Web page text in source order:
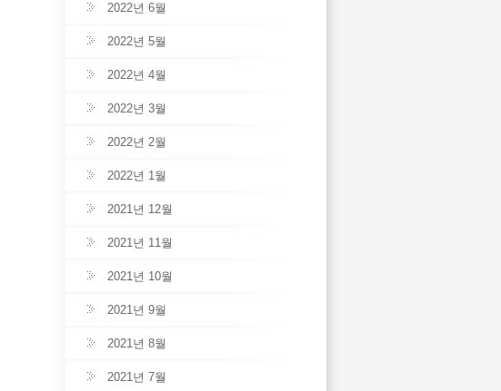
2022년 6월
2022년 5월
2022년 4월
2022년 3월
2022년 2월
2022년 1월
2021년 12월
2021년 11월
2021년 10월
2021년 9월
2021년 8월
2021년 7월